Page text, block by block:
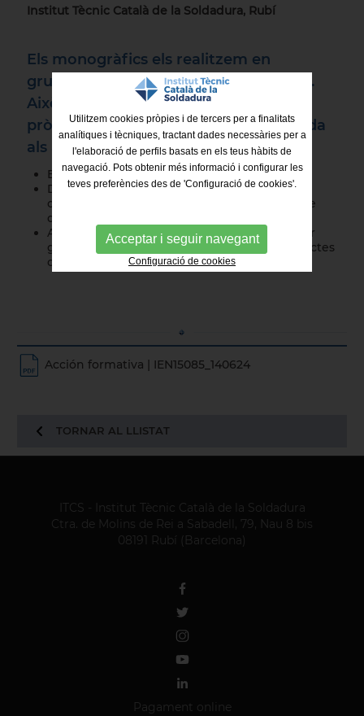
Institut Tècnic Català de la Soldadura, Rubí
Els monogràfics els realitzem en
grups reduïts, a partir de dos alumnes.
Això ens permet oferir una atenció
pròxima i pràcticament individualitzada
als assistents.
El preu inclou el21% d’IVA.
Descarrega el document adjunt per
complimentar
, o inscriu-te
directament fent clic
Accedeix a la teva àrea privada d'afiliat/da per
gaudir del 10% de descompte(tant en productes
com en cursos).
Acción formativa | IEN15085_140624
TORNAR AL LLISTAT
ITCS - Institut Tècnic Català de la Soldadura
Ctra. de Molins de Rei a Sabadell, 79, Nau 8 bis
08191 Rubí (Barcelona)
Pagament online
Utilitzem cookies pròpies i de tercers per a finalitats
analítiques i tècniques, tractant dades necessàries per a
l'elaboració de perfils basats en els teus hàbits de
navegació. Pots obtenir més informació i configurar les
teves preferències des de 'Configuració de cookies'.
Acceptar i seguir navegant
Configuració de cookies